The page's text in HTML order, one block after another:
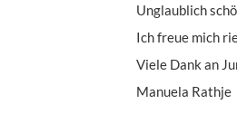
Unglaublich
Ich freue mich
Viele Dank an
Manuela Rathje